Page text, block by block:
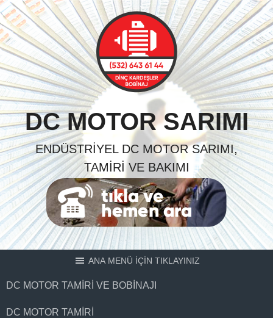
Skip
to
content
DC MOTOR SARIMI
ENDÜSTRIYEL DC MOTOR SARIMI,
TAMIRI VE BAKIMI
ANA MENÜ İÇİN TIKLAYINIZ
DC MOTOR TAMIRI VE BOBINAJI
DC MOTOR TAMIRI